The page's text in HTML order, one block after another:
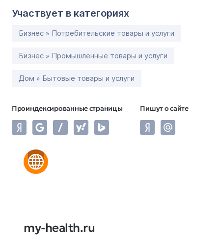
Участвует в категориях
Бизнес » Потребительские товары и услуги
Бизнес » Промышленные товары и услуги
Дом » Бытовые товары и услуги
Проиндексированные страницы Пишут о сайте
my-health.ru